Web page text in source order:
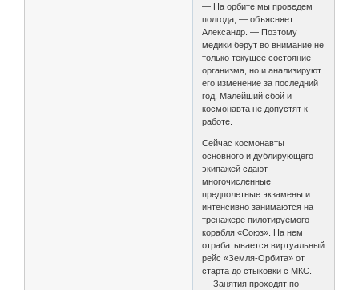
— На орбите мы проведем
полгода, — объясняет
Александр. — Поэтому
медики берут во внимание не
только текущее состояние
организма, но и анализируют
его изменение за последний
год. Малейший сбой и
космонавта не допустят к
работе.
Сейчас космонавты
основного и дублирующего
экипажей сдают
многочисленные
предполетные экзамены и
интенсивно занимаются на
тренажере пилотируемого
корабля «Союз». На нем
отрабатывается виртуальный
рейс «Земля-Орбита» от
старта до стыковки с МКС.
— Занятия проходят по